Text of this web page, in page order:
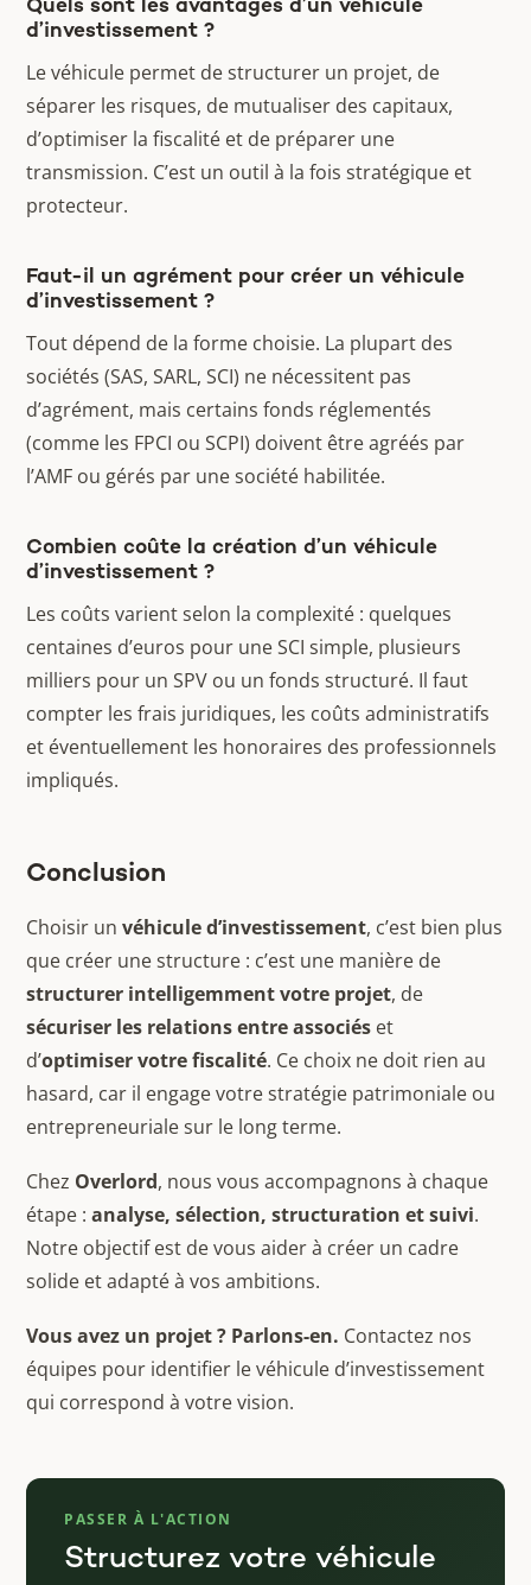
Quels sont les avantages d’un véhicule
d’investissement ?
Le véhicule permet de structurer un projet, de
séparer les risques, de mutualiser des capitaux,
d’optimiser la fiscalité et de préparer une
transmission. C’est un outil à la fois stratégique et
protecteur.
Faut-il un agrément pour créer un véhicule
d’investissement ?
Tout dépend de la forme choisie. La plupart des
sociétés (SAS, SARL, SCI) ne nécessitent pas
d’agrément, mais certains fonds réglementés
(comme les FPCI ou SCPI) doivent être agréés par
l’AMF ou gérés par une société habilitée.
Combien coûte la création d’un véhicule
d’investissement ?
Les coûts varient selon la complexité : quelques
centaines d’euros pour une SCI simple, plusieurs
milliers pour un SPV ou un fonds structuré. Il faut
compter les frais juridiques, les coûts administratifs
et éventuellement les honoraires des professionnels
impliqués.
Conclusion
Choisir unvéhicule d’investissement, c’est bien plus
que créer une structure : c’est une manière de
structurer intelligemment votre projet, de
sécuriser les relations entre associés et
d’optimiser votre fiscalité. Ce choix ne doit rien au
hasard, car il engage votre stratégie patrimoniale ou
entrepreneuriale sur le long terme.
Chez Overlord, nous vous accompagnons à chaque
étape :analyse, sélection, structuration et suivi.
Notre objectif est de vous aider à créer un cadre
solide et adapté à vos ambitions.
Vous avez un projet ? Parlons-en. Contactez nos
équipes pour identifier le véhicule d’investissement
qui correspond à votre vision.
PASSER À L'ACTION
Structurez votre véhicule